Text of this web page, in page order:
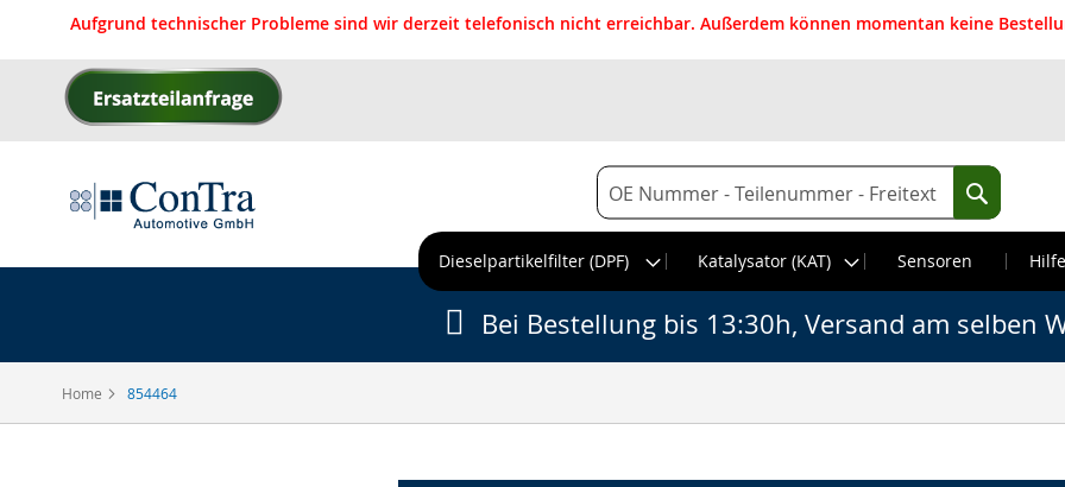
Aufgrund technischer Probleme sind wir derzeit telefonisch nicht erreichbar. Außerdem können momentan keine
Direkt
zum
Suche
Suche
Dieselpartikelfilter (DPF)
Katalysator (KAT) Sensoren
Home 854464
Bei Bestellung bis 13:30h, Versand am selben